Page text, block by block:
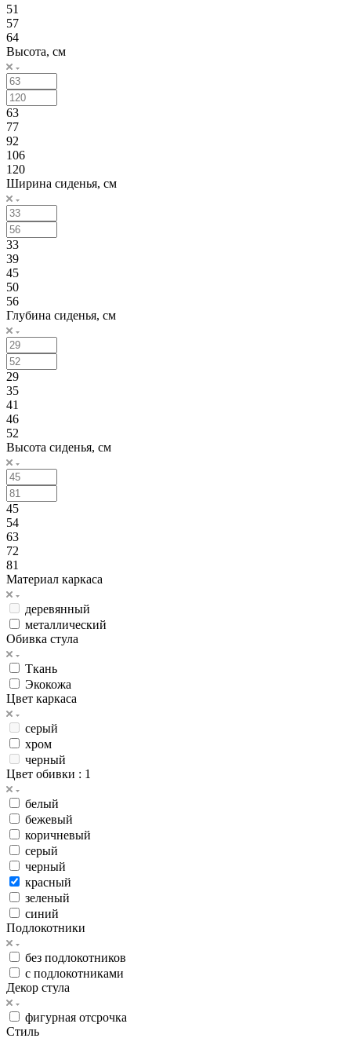
51
57
64
Высота, см
63
77
92
106
120
Ширина сиденья, см
33
39
45
50
56
Глубина сиденья, см
29
35
41
46
52
Высота сиденья, см
45
54
63
72
81
Материал каркаса
деревянный
металлический
Обивка стула
Ткань
Экокожа
Цвет каркаса
серый
хром
черный
Цвет обивки : 1
белый
бежевый
коричневый
серый
черный
красный
зеленый
синий
Подлокотники
без подлокотников
с подлокотниками
Декор стула
фигурная отсрочка
Стиль